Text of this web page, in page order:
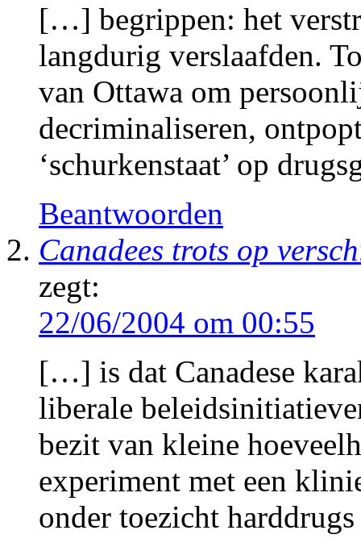
[…] begrippen: het
langdurig verslaafden.
van Ottawa om
decriminaliseren,
‘schurkenstaat’ op
Beantwoorden
Canadees trots op
zegt:
22/06/2004 om 00:55
[…] is dat Canadese
liberale
bezit van kleine
experiment met een
onder toezicht